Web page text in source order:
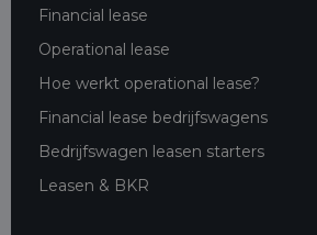
Financial lease
Operational lease
Hoe werkt operational lease?
Financial lease bedrijfswagens
Bedrijfswagen leasen starters
Leasen & BKR